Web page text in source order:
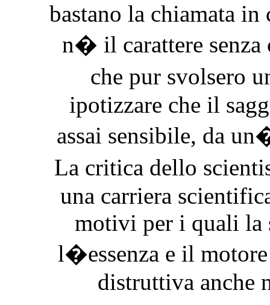
bastano la chiamata in
n� il carattere
che pur svolsero
ipotizzare che il
assai sensibile, da
La critica dello
una carriera
motivi per i quali la
l�essenza e il
distruttiva anche